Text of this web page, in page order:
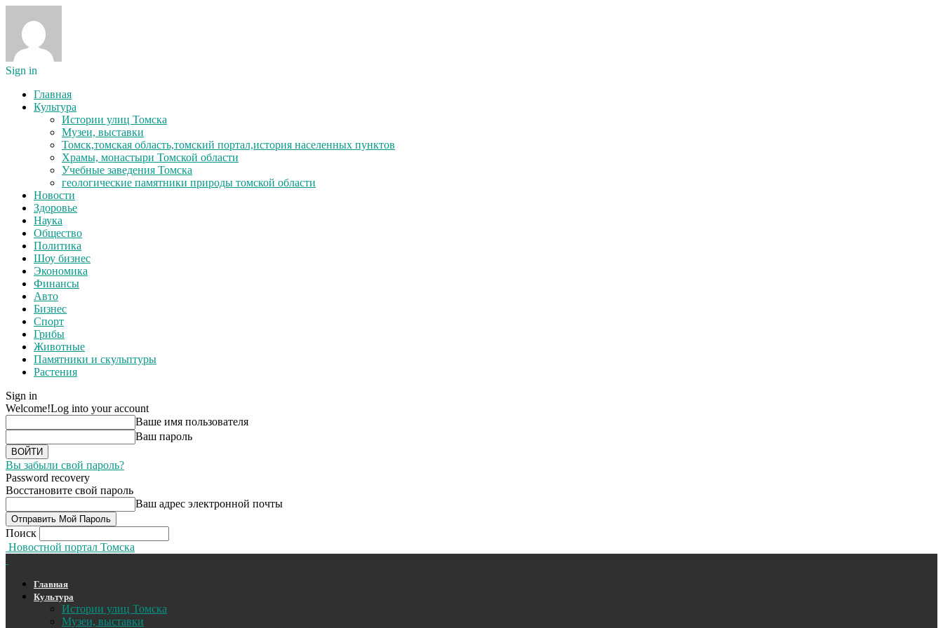
Sign in
Главная
Культура
Истории улиц Томска
Музеи, выставки
Томск,томская область,томский портал,история населенных пунктов
Храмы, монастыри Томской области
Учебные заведения Томска
геологические памятники природы томской области
Новости
Здоровье
Наука
Общество
Политика
Шоу бизнес
Экономика
Финансы
Авто
Бизнес
Спорт
Грибы
Животные
Памятники и скульптуры
Растения
Sign in
Welcome!Log into your account
Ваше имя пользователя
Ваш пароль
Вы забыли свой пароль?
Password recovery
Восстановите свой пароль
Ваш адрес электронной почты
Поиск
Новостной портал Томска
Главная
Культура
Истории улиц Томска
Музеи, выставки